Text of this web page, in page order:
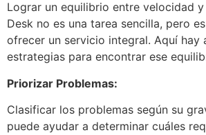
Lograr un equilibrio entre velocidad
Desk no es una tarea sencilla, pero
ofrecer un servicio integral. Aquí hay
estrategias para encontrar ese
Priorizar Problemas:
Clasificar los problemas según su
puede ayudar a determinar cuáles